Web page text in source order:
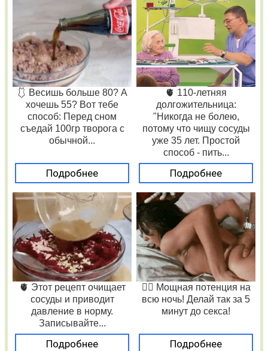
🩱 Весишь больше 80? А
хочешь 55? Вот тебе
способ: Перед сном
съедай 100гр творога с
обычной...
Подробнее
🫀 110-летняя
долгожительница:
"Никогда не болею,
потому что чищу сосуды
уже 35 лет. Простой
способ - пить...
Подробнее
🫀 Этот рецепт очищает
сосуды и приводит
давление в норму.
Записывайте...
Подробнее
❤️‍🔥 Мощная потенция на
всю ночь! Делай так за 5
минут до секса!
Подробнее